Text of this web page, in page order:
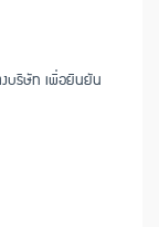
บริษัท เพื่อยืนยัน